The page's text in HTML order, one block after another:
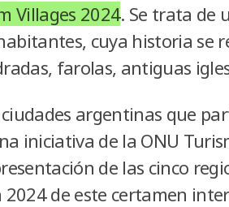
Villages 2024. Se trata de
cuya historia se
farolas, antiguas
argentinas que
iniciativa de la ONU
de las cinco
de este certamen